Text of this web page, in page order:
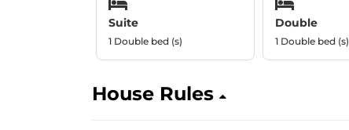
Suite
1 Double bed (s)
Double
1 Double bed (s)
House Rules